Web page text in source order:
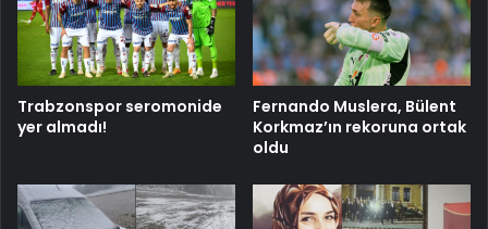
Trabzonspor seromonide
yer almadı!
Fernando Muslera, Bülent
Korkmaz’ın rekoruna ortak
oldu